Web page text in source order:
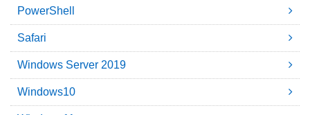
PowerShell
Safari
Windows Server 2019
Windows10